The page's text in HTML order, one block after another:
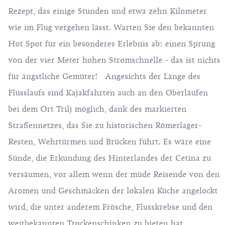
Rezept, das einige Stunden und etwa zehn Kilometer
wie im Flug vergehen lässt. Warten Sie den bekannten
Hot Spot für ein besonderes Erlebnis ab: einen Sprung
von der vier Meter hohen Stromschnelle - das ist nichts
für ängstliche Gemüter! Angesichts der Länge des
Flusslaufs sind Kajakfahrten auch an den Oberläufen
bei dem Ort Trilj möglich, dank des markierten
Straßennetzes, das Sie zu historischen Römerlager-
Resten, Wehrtürmen und Brücken führt. Es wäre eine
Sünde, die Erkundung des Hinterlandes der Cetina zu
versäumen, vor allem wenn der müde Reisende von den
Aromen und Geschmäcken der lokalen Küche angelockt
wird, die unter anderem Frösche, Flusskrebse und den